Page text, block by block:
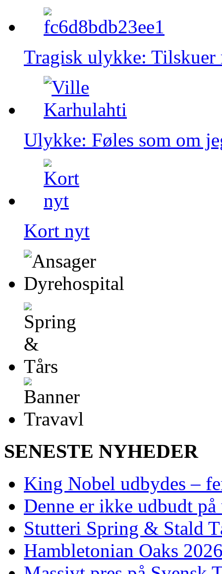
Tragisk ulykke:
Ulykke: Føles som om
Kort nyt
SENESTE NYHEDER
King Nobel udbydes –
Denne er ikke udbudt
Stutteri Spring & Stald
Hambletonian Oaks